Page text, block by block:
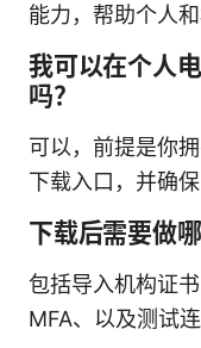
能力，帮助个人
我可以在个人
吗？
可以，前提是你
下载入口，并确
下载后需要做
包括导入机构证
MFA、以及测试连